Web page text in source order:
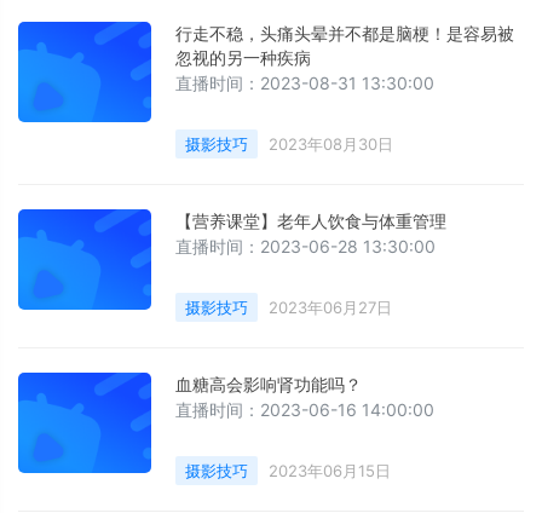
行走不稳，头痛头晕并不都是脑梗！是容易被
忽视的另一种疾病
直播时间：2023-08-31 13:30:00
摄影技巧 2023年08月30日
【营养课堂】老年人饮食与体重管理
直播时间：2023-06-28 13:30:00
摄影技巧 2023年06月27日
血糖高会影响肾功能吗？
直播时间：2023-06-16 14:00:00
摄影技巧 2023年06月15日